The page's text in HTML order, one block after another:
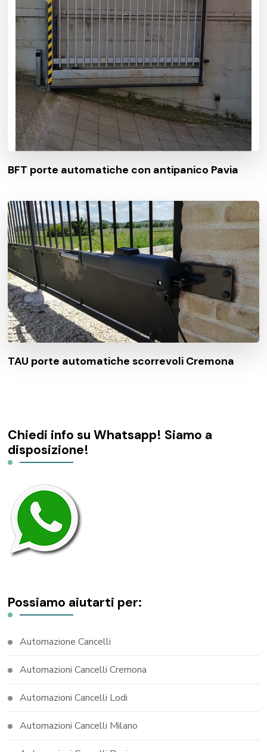
BFT porte automatiche con antipanico Pavia
TAU porte automatiche scorrevoli Cremona
Chiedi info su Whatsapp! Siamo a
disposizione!
Possiamo aiutarti per:
Automazione Cancelli
Automazioni Cancelli Cremona
Automazioni Cancelli Lodi
Automazioni Cancelli Milano